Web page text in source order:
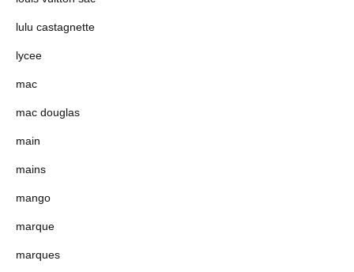
lulu castagnette
lycee
mac
mac douglas
main
mains
mango
marque
marques